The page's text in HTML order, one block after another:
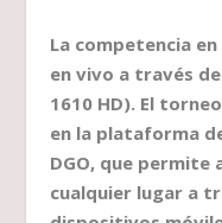
La competencia
en vivo a través de
1610 HD). El
en la plataforma
DGO, que permite
cualquier lugar a